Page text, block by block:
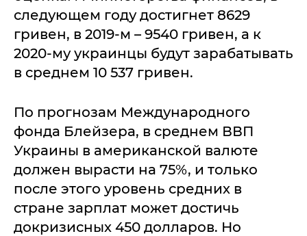
следующем году достигнет 8629
гривен, в 2019-м – 9540 гривен, а к
2020-му украинцы будут зарабатывать
в среднем 10 537 гривен.
По прогнозам Международного
фонда Блейзера, в среднем ВВП
Украины в американской валюте
должен вырасти на 75%, и только
после этого уровень средних в
стране зарплат может достичь
докризисных 450 долларов. Но